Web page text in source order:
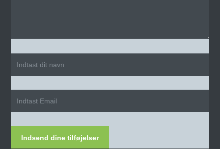
Indsend dine tilføjelser